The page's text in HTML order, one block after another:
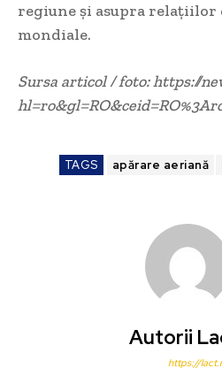
regiune și asupra
mondiale.
Sursa articol / foto: https://
TAGS apărare aeriană
Autorii
https://